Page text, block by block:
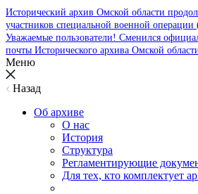
Исторический архив Омской области
участников специальной военной
Уважаемые пользователи! Сменился
почты Исторического архива Омской
Меню
Назад
Об архиве
О нас
История
Структура
Регламентирующие
Для тех, кто комплектует